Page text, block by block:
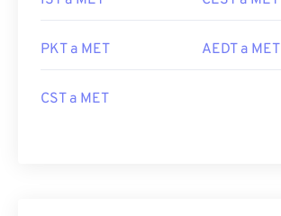
PKT a MET AEDT a MET
CST a MET